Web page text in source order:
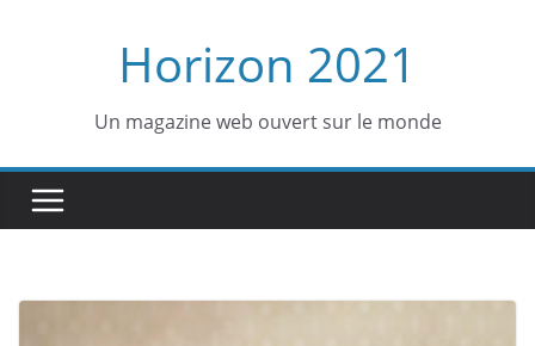
Horizon 2021
Un magazine web ouvert sur le monde